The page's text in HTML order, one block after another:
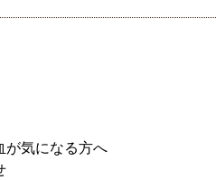
が気になる方へ